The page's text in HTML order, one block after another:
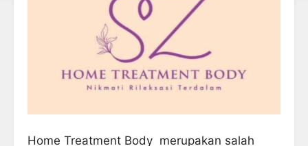
Home Treatment Body merupakan salah